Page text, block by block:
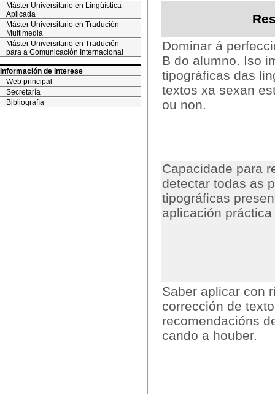
Máster Universitario en Lingüística
Aplicada
Máster Universitario en Tradución
Multimedia
Máster Universitario en Tradución
para a Comunicación Internacional
Información de interese
Web principal
Secretaría
Bibliografía
Dominar á
B do alumno. Iso
tipográficas das
textos xa sexan
ou non.
Capacidade para
detectar todas as
tipográficas
aplicación
Saber aplicar con
corrección de
recomendacións
cando a houber.